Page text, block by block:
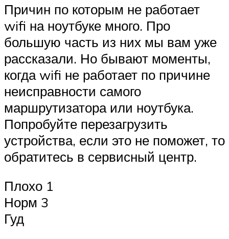
Причин по которым не работает
wifi на ноутбуке много. Про
большую часть из них мы вам уже
рассказали. Но бывают моменты,
когда wifi не работает по причине
неисправности самого
маршрутизатора или ноутбука.
Попробуйте перезагрузить
устройства, если это не поможет, то
обратитесь в сервисный центр.
Плохо 1
Норм 3
Гуд